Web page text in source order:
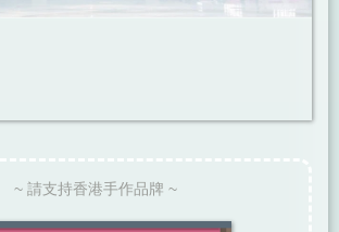
~ 請支持香港手作品牌 ~